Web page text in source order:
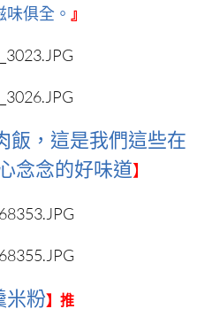
味俱全。 』
飯，這是我們這些在
念念的好味道】
米粉】推